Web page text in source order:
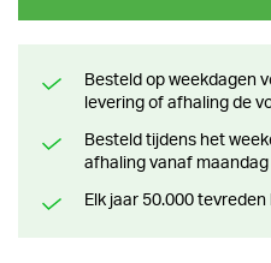
Besteld op weekdagen voor 13 uur? Klaar voor
levering of afhaling de
Besteld tijdens het weekend? Klaar voor levering of
afhaling vanaf maandag
Elk jaar 50.000